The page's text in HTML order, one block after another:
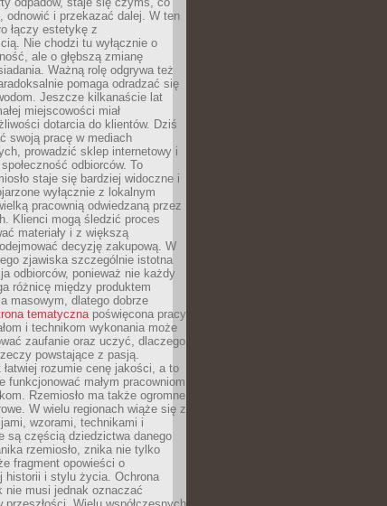
odnowić i przekazać dalej. W ten
łączy estetykę z
Nie chodzi tu wyłącznie o
ale o głębszą zmianę
Ważną rolę odgrywa też
pomaga odradzać się
Jeszcze kilkanaście lat
miejscowości miał
dotarcia do klientów. Dziś
swoją pracę w mediach
prowadzić sklep internetowy i
odbiorców. To
staje się bardziej widoczne i
wyłącznie z lokalnym
pracownią odwiedzaną przez
Klienci mogą śledzić proces
materiały i z większą
decyzję zakupową. W
zjawiska szczególnie istotna
odbiorców, ponieważ nie każdy
różnicę między produktem
masowym, dlatego dobrze
tematycznapoświęcona pracy
i technikom wykonania może
zaufanie oraz uczyć, dlaczego
powstające z pasją.
rozumie cenę jakości, a to
funkcjonować małym pracowniom
Rzemiosło ma także ogromne
W wielu regionach wiąże się z
wzorami, technikami i
są częścią dziedzictwa danego
rzemiosło, znika nie tylko
fragment opowieści o
historii i stylu życia. Ochrona
nie musi jednak oznaczać